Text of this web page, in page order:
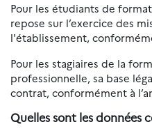
Pour les étudiants de
repose sur l’exercice des
l'établissement,
Pour les stagiaires de la
professionnelle, sa base
contrat, conformément à
Quelles sont les données